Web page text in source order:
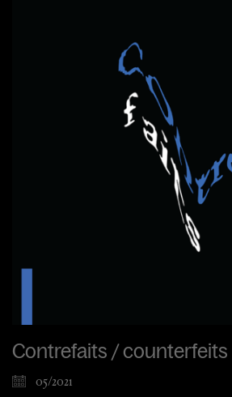
Contrefaits / counterfeits
05/2021